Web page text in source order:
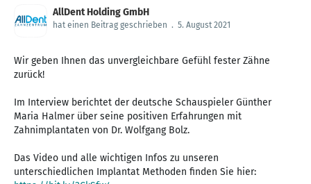
AllDent Holding GmbH
hat einen Beitrag geschrieben . 5. August 2021
Wir geben Ihnen das unvergleichbare Gefühl fester Zähne
zurück!
Im Interview berichtet der deutsche Schauspieler Günther
Maria Halmer über seine positiven Erfahrungen mit
Zahnimplantaten von Dr. Wolfgang Bolz.
Das Video und alle wichtigen Infos zu unseren
unterschiedlichen Implantat Methoden finden Sie hier: